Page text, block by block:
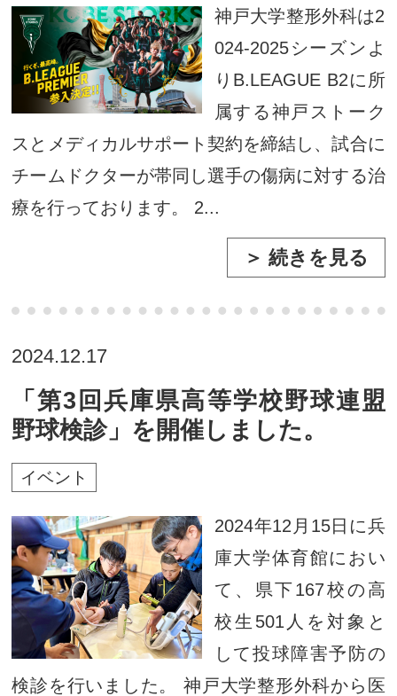
神戸大学整形外科は2
024-2025シーズンよ
りB.LEAGUE B2に所
属する神戸ストーク
スとメディカルサポート契約を締結し、試合に
チームドクターが帯同し選手の傷病に対する治
療を行っております。 2...
＞ 続きを見る
2024.12.17
「第3回兵庫県高等学校野球連盟
野球検診」を開催しました。
イベント
2024年12月15日に兵
庫大学体育館におい
て、県下167校の高
校生501人を対象と
して投球障害予防の
検診を行いました。 神戸大学整形外科から医